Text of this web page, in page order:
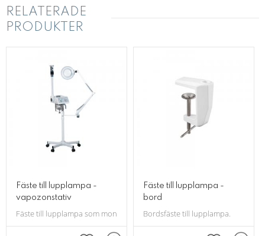
RELATERADE
PRODUKTER
Fäste till lupplampa -
vapozonstativ
Fäste till lupplampa som monteras på vapozonstativ
Fäste till lupplampa -
bord
Bordsfäste till lupplampa.